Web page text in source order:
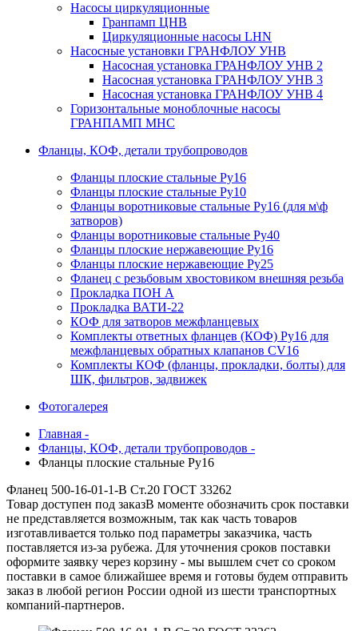
Насосы циркуляционные
Гранпамп ЦНВ
Циркуляционные насосы LHN
Насосные установки ГРАНФЛОУ УНВ
Насосная установка ГРАНФЛОУ УНВ 2
Насосная установка ГРАНФЛОУ УНВ 3
Насосная установка ГРАНФЛОУ УНВ 4
Горизонтальные моноблочные насосы
ГРАНПАМП МНС
Фланцы, КОФ, детали трубопроводов
Фланцы плоские стальные Ру16
Фланцы плоские стальные Ру10
Фланцы воротниковые стальные Ру16 (для м\ф
затворов)
Фланцы воротниковые стальные Ру40
Фланцы плоские нержавеющие Ру16
Фланцы плоские нержавеющие Ру25
Фланец с резьбовым хвостовиком внешняя резьба
Прокладка ПОН А
Прокладка ВАТИ-22
КОФ для затворов межфланцевых
Комплекты ответных фланцев (КОФ) Ру16 для
межфланцевых обратных клапанов CV16
Комплекты КОФ (фланцы, прокладки, болты) для
ШК, фильтров, задвижек
Фотогалерея
Главная -
Фланцы, КОФ, детали трубопроводов -
Фланцы плоские стальные Ру16
Фланец 500-16-01-1-В Ст.20 ГОСТ 33262
Товар доступен под заказВ моменте обозначить срок поставки
не представляется возможным, так как часть товаров
изготавливается только под параметры заказчика, часть
поставляется из-за рубежа. Для уточнения сроков поставки
оформите заявку через корзину - мы вышлем счет со сроком
поставки в самое ближайшее время и готовы будем отправить
заказ в любой регион России одной из шести транспортных
компаний-партнеров.